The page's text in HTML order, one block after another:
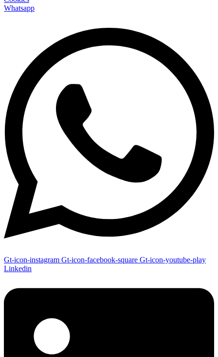
Whatsapp
Gt-icon-instagram Gt-icon-facebook-square Gt-icon-youtube-play
Linkedin